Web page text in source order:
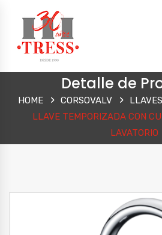
Detalle de
HOME CORSOVALV
LLAVE TEMPORIZADA CON
LAVATORIO